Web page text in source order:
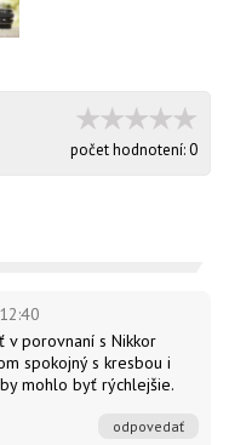
počet hodnotení:0
porovnaní s Nikkor
spokojný s kresbou i
mohlo byť rýchlejšie.
odpovedať